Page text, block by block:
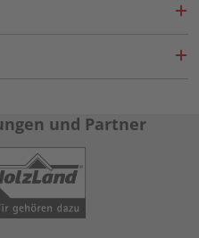
und Partner